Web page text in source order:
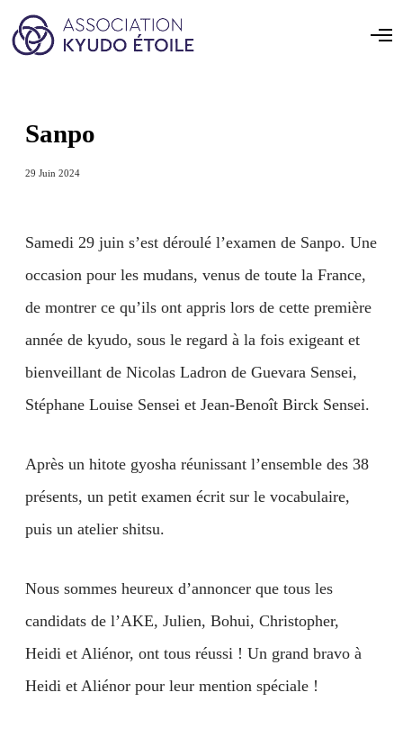
Sanpo
29 Juin 2024
Samedi 29 juin s’est déroulé l’examen de Sanpo. Une
occasion pour les mudans, venus de toute la France,
de montrer ce qu’ils ont appris lors de cette première
année de kyudo, sous le regard à la fois exigeant et
bienveillant de Nicolas Ladron de Guevara Sensei,
Stéphane Louise Sensei et Jean-Benoît Birck Sensei.
Après un hitote gyosha réunissant l’ensemble des 38
présents, un petit examen écrit sur le vocabulaire,
puis un atelier shitsu.
Nous sommes heureux d’annoncer que tous les
candidats de l’AKE, Julien, Bohui, Christopher,
Heidi et Aliénor, ont tous réussi ! Un grand bravo à
Heidi et Aliénor pour leur mention spéciale !